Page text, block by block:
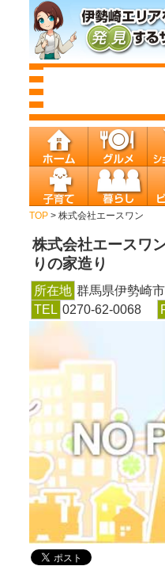
TOP> 株式会社エースワン
株式会社エースワ
りの家造り
所在地 群馬県伊勢崎
TEL 0270-62-0068